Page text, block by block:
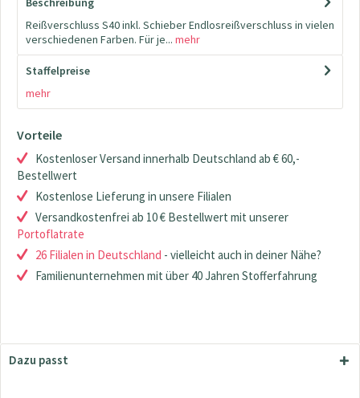
Reißverschluss S40 inkl. Schieber Endlosreißverschluss in vielen
verschiedenen Farben. Für je... mehr
Staffelpreise
mehr
Vorteile
Kostenloser Versand innerhalb Deutschland ab € 60,-
Bestellwert
Kostenlose Lieferung in unsere Filialen
Versandkostenfrei ab 10 € Bestellwert mit unserer
Portoflatrate
26 Filialen in Deutschland - vielleicht auch in deiner Nähe?
Familienunternehmen mit über 40 Jahren Stofferfahrung
Dazu passt